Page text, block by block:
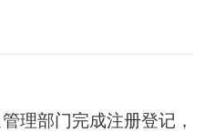
理部门完成注册登记，